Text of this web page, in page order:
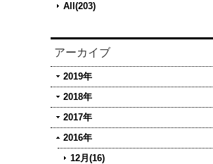
All(203)
アーカイブ
2019年
2018年
2017年
2016年
12月(16)